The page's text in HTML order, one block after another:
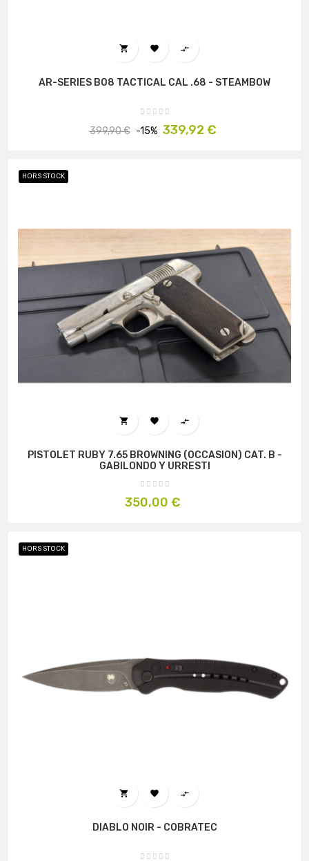
  
AR-SERIES B08 TACTICAL CAL .68 - STEAMBOW
Prix
399,90 € -15% Prix
339,92 €
HORS STOCK
  
PISTOLET RUBY 7.65 BROWNING (OCCASION) CAT. B -
GABILONDO Y URRESTI
Prix
350,00 €
HORS STOCK
  
DIABLO NOIR - COBRATEC